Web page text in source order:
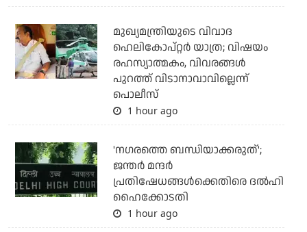
മുഖ്യമന്ത്രിയുടെ വിവാദ
ഹെലികോപ്റ്റര്‍ യാത്ര; വിഷയം
രഹസ്യാത്മകം, വിവരങ്ങള്‍
പുറത്ത് വിടാനാവാവില്ലെന്ന്
പൊലീസ്
1 hour ago
'നഗരത്തെ ബന്ധിയാക്കരുത്';
ജന്തര്‍ മന്ദര്‍
പ്രതിഷേധങ്ങള്‍ക്കെതിരെ ദല്‍ഹി
ഹൈക്കോടതി
1 hour ago